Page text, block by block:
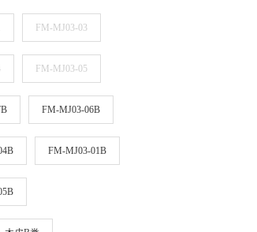
FM-MJ03-03
FM-MJ03-05
FM-MJ03-06B
FM-MJ03-01B